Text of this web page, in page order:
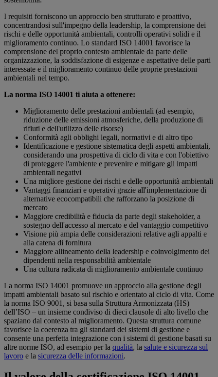
I requisiti forniscono un approccio ben strutturato e proattivo,
concentrandosi sull'impegno della leadership, la comprensione dei
rischi e delle opportunità ambientali, controlli operativi solidi e il
miglioramento continuo. Lo standard ISO 14001 favorisce la
comprensione del proprio contesto ambientale da parte delle
organizzazione, la soddisfazione di esigenze e aspettative delle parti
interessate e il miglioramento continuo delle proprie prestazioni
ambientali nel tempo.
La norma ISO 14001 ti aiuta a ottenere:
Miglioramento delle prestazioni ambientali (ad esempio,
riduzione delle emissioni atmosferiche, della produzione di
rifiuti e dell'utilizzo delle risorse)
Conformità agli obblighi legali, normativi e di altro tipo
Identificazione e gestione sistematica degli aspetti ambientali,
considerando una prospettiva di ciclo di vita e con l'obiettivo
di proteggere l'ambiente e prevenire e mitigare gli impatti
ambientali negativi
Una migliore gestione dei rischi e delle opportunità ambientali
Vantaggi finanziari e operativi grazie all'implementazione di
alternative ecocompatibili che rafforzano la posizione di
mercato
Maggiore credibilità e fiducia da parte degli stakeholder, a
sostegno dell'accesso al mercato e del vantaggio competitivo
Visione più ampia delle considerazioni relative agli appalti e
alla catena di fornitura
Maggiore allineamento della leadership e coinvolgimento dei
dipendenti nella responsabilità ambientale
Una cultura radicata di miglioramento ambientale continuo
La norma ISO 14001 promuove un approccio alla gestione degli
impatti ambientali basato sul rischio e orientato al ciclo di vita. Come
la norma ISO 9001, si basa sulla Struttura Armonizzata (HS)
dell’ISO – un insieme condiviso di dieci clausole di alto livello che
spaziano dal contesto al miglioramento. Questa struttura comune
favorisce la coerenza tra gli standard dei sistemi di gestione e
consente una perfetta integrazione con i sistemi di gestione basati su
altre norme ISO, ad esempio per la qualità, la salute e sicurezza sul
lavoro e la sicurezza delle informazioni.